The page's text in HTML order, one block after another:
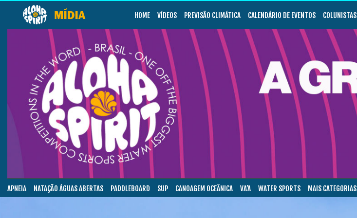
HOME VÍDEOS PREVISÃO CLIMÁTICA CALENDÁRIO DE EVENTOS COLUNISTAS
APNEIA NATAÇÃO ÁGUAS ABERTAS PADDLEBOARD SUP CANOAGEM OCEÂNICA VA’A WATER SPORTS MAIS CATEGORIAS